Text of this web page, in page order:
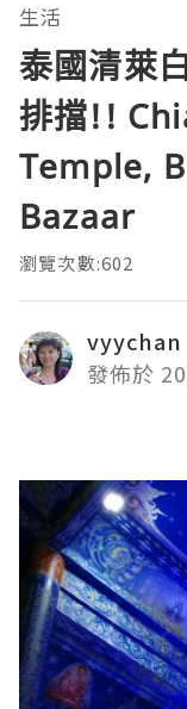
生活
泰國清萊
排擋!!
Temple,
Bazaar
瀏覽次數:602
vyychan
發佈於